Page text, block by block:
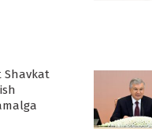
Shavkat